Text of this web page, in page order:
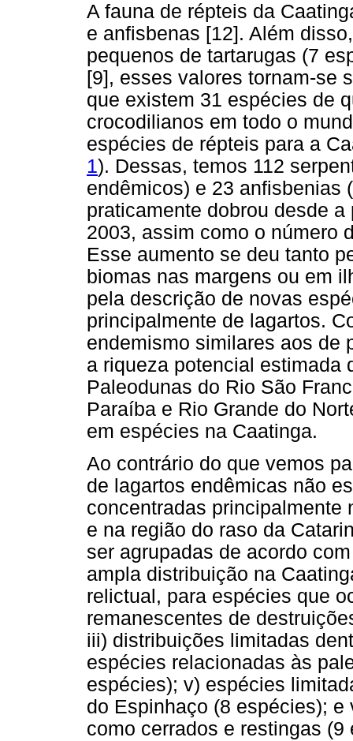
A fauna de répteis da
e anfisbenas [12]. Além
pequenos de tartarugas (7
[9], esses valores tornam-se
que existem 31 espécies de
crocodilianos em todo o
espécies de répteis para a
1). Dessas, temos 112
endêmicos) e 23 anfisbenias
praticamente dobrou desde
2003, assim como o número
Esse aumento se deu tanto
biomas nas margens ou em
pela descrição de novas
principalmente de lagartos.
endemismo similares aos de
a riqueza potencial estimada
Paleodunas do Rio São
Paraíba e Rio Grande do
em espécies na Caatinga.
Ao contrário do que vemos
de lagartos endêmicas não
concentradas principalmente
e na região do raso da
ser agrupadas de acordo
ampla distribuição na
relictual, para espécies que
remanescentes de
iii) distribuições limitadas
espécies relacionadas às
espécies); v) espécies
do Espinhaço (8 espécies);
como cerrados e restingas (9